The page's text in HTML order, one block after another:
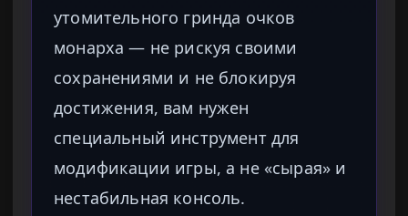
утомительного гринда очков
монарха — не рискуя своими
сохранениями и не блокируя
достижения, вам нужен
специальный инструмент для
модификации игры, а не «сырая» и
нестабильная консоль.